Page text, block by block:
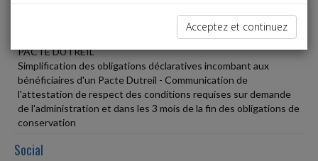
Fiscal TPE
PACTE DUTREIL
Simplification des obligations déclaratives incombant aux
bénéficiaires d'un Pacte Dutreil - Communication de
l'attestation de respect des conditions requises sur demande
de l'administration et dans les 3 mois de la fin des obligations de
conservation
Social
Acceptez et continuez